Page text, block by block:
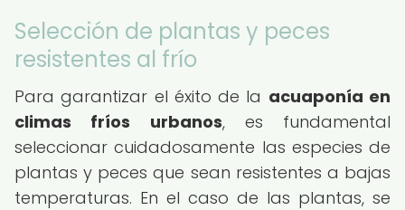
Selección de plantas y peces
resistentes al frío
Para garantizar el éxito de la acuaponía en
climas fríos urbanos, es fundamental
seleccionar cuidadosamente las especies de
plantas y peces que sean resistentes a bajas
temperaturas. En el caso de las plantas, se